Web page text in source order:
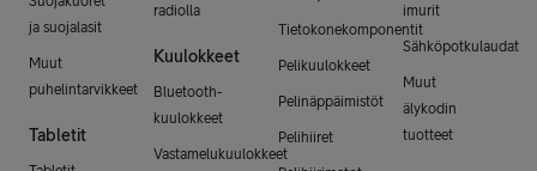
ja suojalasit
Muut
puhelintarvikkeet
Tabletit
radiolla
Kuulokkeet
Bluetooth-
kuulokkeet
Vastamelukuulokkeet
Tietokonekomponentit
Pelikuulokkeet
Pelinäppäimistöt
Pelihiiret
imurit
Sähköpotkulaudat
Muut
älykodin
tuotteet